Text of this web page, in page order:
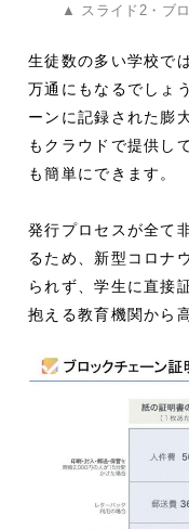
▲ スライド2・ブ
生徒数の多い学校で
万通にもなるでしょ
ーンに記録された膨
もクラウドで提供し
も簡単にできます。
発行プロセスが全て
るため、新型コロナ
られず、学生に直接
抱える教育機関から